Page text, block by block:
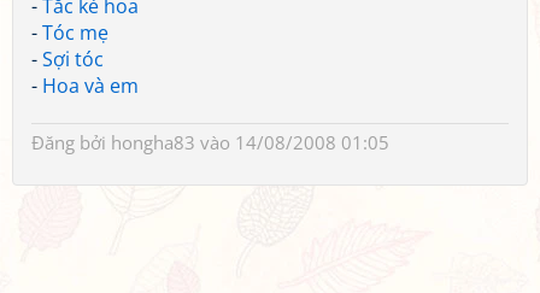
-Tắc kè hoa
-Tóc mẹ
-Sợi tóc
- Hoa và em
Đăng bởi hongha83 vào 14/08/2008 01:05